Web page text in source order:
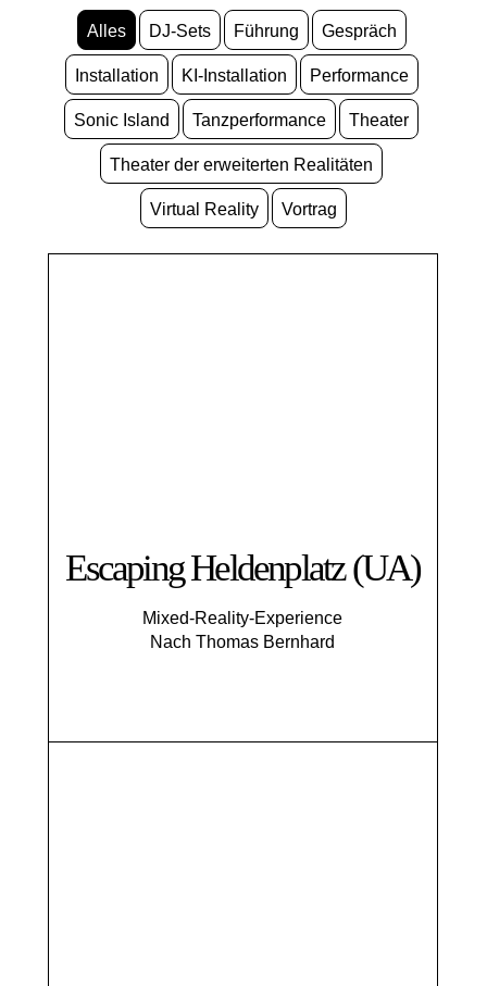
Alles DJ-Sets Führung Gespräch
Installation KI-Installation Performance
Sonic Island Tanzperformance Theater
Theater der erweiterten Realitäten
Virtual Reality Vortrag
Escaping Helden­platz (UA)
Mixed-Reality-Experience
Nach Thomas Bernhard